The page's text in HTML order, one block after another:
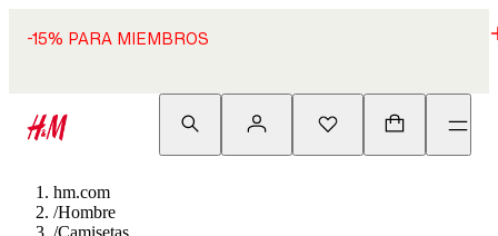
-15% PARA MIEMBROS
hm.com
/Hombre
/Camisetas